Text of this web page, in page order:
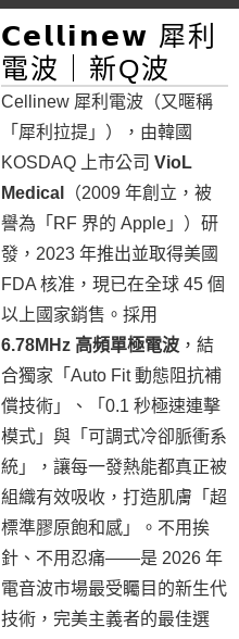
𝗖𝗲𝗹𝗹𝗶𝗻𝗲𝘄 犀利
電波｜新Q波
Cellinew 犀利電波（又暱稱
「犀利拉提」），由韓國
KOSDAQ 上市公司 VioL
Medical
（2009 年創立，被
譽為「RF 界的 Apple」）研
發，2023 年推出並取得美國
FDA 核准，現已在全球 45 個
以上國家銷售。採用
6.78MHz 高頻單極電波，結
合獨家「Auto Fit 動態阻抗補
償技術」、「0.1 秒極速連擊
模式」與「可調式冷卻脈衝系
統」，讓每一發熱能都真正被
組織有效吸收，打造肌膚「超
標準膠原飽和感」。不用挨
針、不用忍痛——是 2026 年
電音波市場最受矚目的新生代
技術，完美主義者的最佳選